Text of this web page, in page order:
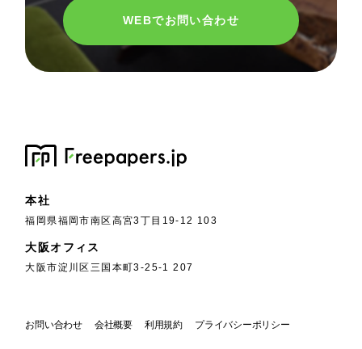
WEBでお問い合わせ
本社
福岡県福岡市南区高宮3丁目19-12 103
大阪オフィス
大阪市淀川区三国本町3-25-1 207
お問い合わせ 会社概要 利用規約 プライバシーポリシー